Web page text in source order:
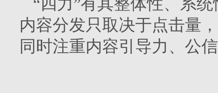
“四力”有其整体性、系
内容分发只取决于点击量
同时注重内容引导力、公